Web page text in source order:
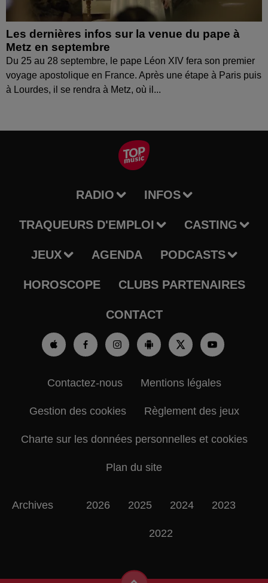
Les dernières infos sur la venue du pape à
Metz en septembre
Du 25 au 28 septembre, le pape Léon XIV fera son premier
voyage apostolique en France. Après une étape à Paris puis
à Lourdes, il se rendra à Metz, où il...
RADIO INFOS
TRAQUEURS D'EMPLOI CASTING
JEUX AGENDA PODCASTS
HOROSCOPE CLUBS PARTENAIRES
CONTACT
Contactez-nous Mentions légales
Gestion des cookies Règlement des jeux
Charte sur les données personnelles et cookies
Plan du site
Archives 2026 2025 2024 2023
2022